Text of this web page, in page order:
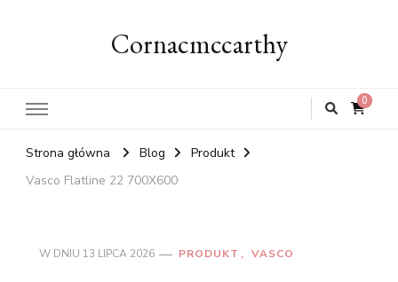
Cornacmccarthy
0
Strona główna Blog
Produkt
Vasco Flatline 22 700X600
W DNIU 13 LIPCA 2026 PRODUKT VASCO